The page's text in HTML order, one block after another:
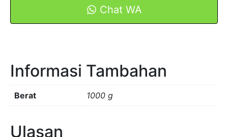
FORT
Chat WA
Informasi Tambahan
Berat 1000 g
Ulasan